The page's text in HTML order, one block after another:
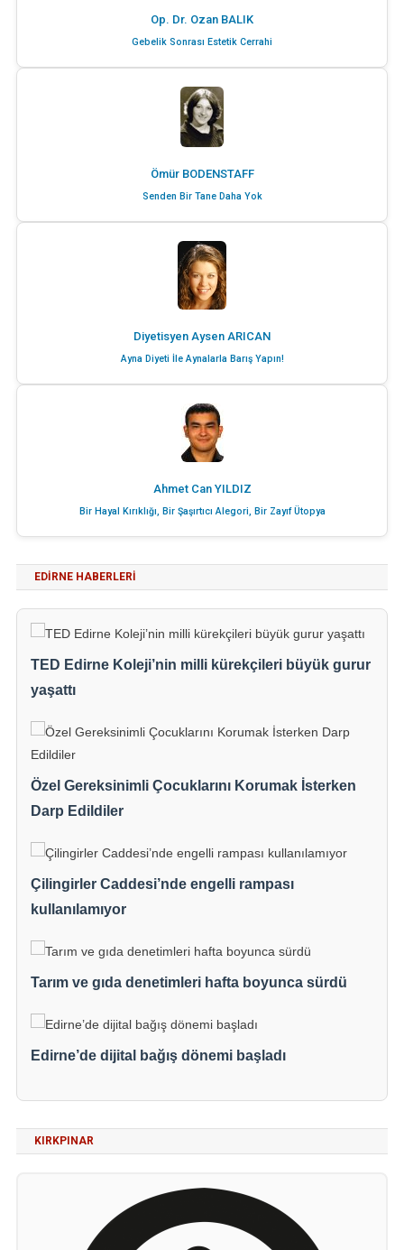
Op. Dr. Ozan BALIK
Gebelik Sonrası Estetik Cerrahi
Ömür BODENSTAFF
Senden Bir Tane Daha Yok
Diyetisyen Aysen ARICAN
Ayna Diyeti İle Aynalarla Barış Yapın!
Ahmet Can YILDIZ
Bir Hayal Kırıklığı, Bir Şaşırtıcı Alegori, Bir Zayıf Ütopya
EDIRNE HABERLERI
TED Edirne Koleji’nin milli kürekçileri büyük gurur
yaşattı
Özel Gereksinimli Çocuklarını Korumak İsterken
Darp Edildiler
Çilingirler Caddesi’nde engelli rampası
kullanılamıyor
Tarım ve gıda denetimleri hafta boyunca sürdü
Edirne’de dijital bağış dönemi başladı
KIRKPINAR